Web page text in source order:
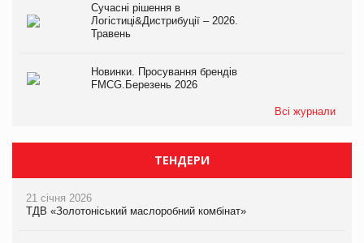
Сучасні рішення в
Логістиці&Дистрибуції – 2026.
Травень
Новинки. Просування брендів
FMCG.Березень 2026
Всі журнали
ТЕНДЕРИ
21 січня 2026
ТДВ «Золотоніський маслоробний комбінат»